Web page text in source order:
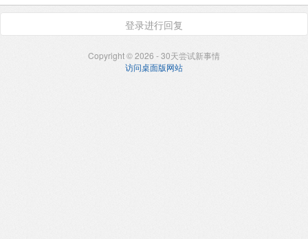
登录进行回复
Copyright © 2026 - 30天尝试新事情
访问桌面版网站